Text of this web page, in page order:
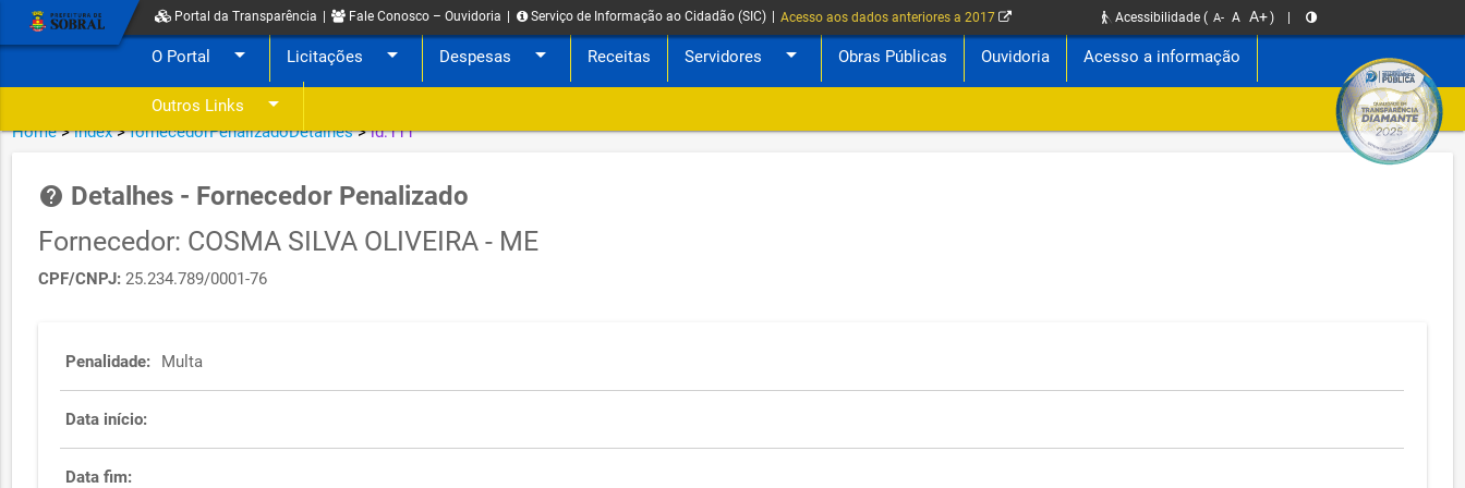
Portal da Transparência Fale Conosco – Ouvidoria Serviço de Informação ao Cidadão (SIC) Acesso aos dados anteriores a 2017 Acessibilidade ( A- A A+)
O Portal arrow_drop_down Licitações arrow_drop_down Despesas arrow_drop_down Receitas Servidores arrow_drop_down Obras Públicas Ouvidoria Acesso a informação
Outros Links arrow_drop_down
Home>index>fornecedorPenalizadoDetalhes>id:111
help Detalhes - Fornecedor Penalizado
Fornecedor: COSMA SILVA OLIVEIRA - ME
CPF/CNPJ: 25.234.789/0001-76
Penalidade: Multa
Data início:
Data fim: